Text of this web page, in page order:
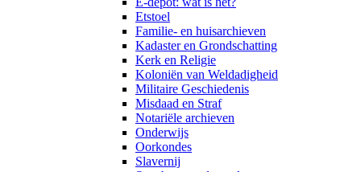
Etstoel
Familie- en huisarchieven
Kadaster en Grondschatting
Kerk en Religie
Koloniën van Weldadigheid
Militaire Geschiedenis
Misdaad en Straf
Notariële archieven
Onderwijs
Oorkondes
Slavernij